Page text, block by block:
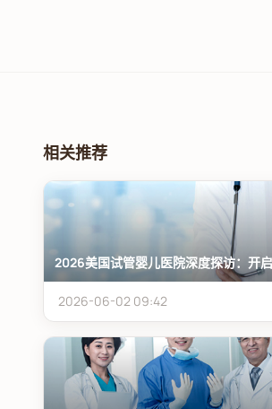
相关推荐
2026美国试管婴儿医院深度探访：开
2026-06-02 09:42